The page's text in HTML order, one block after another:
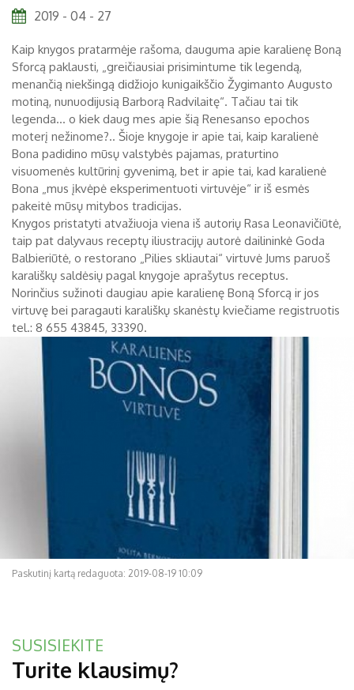
Etnografija
Biržų tvirtovės arsenalas
Religijos
Biržai XIX a.
Biržai XX a.
RUGPJŪTIS 2026
Pr An Tr Ke Pe
1
3
4 5
10
11 12 13 14 15
17
18 19 20 21 22
24
25 26 27 28 29
30
31
2019 - 04 - 27
Kaip knygos pratarmėje rašoma, dauguma apie karalienę Boną
Sforcą paklausti, „greičiausiai prisimintume tik legendą,
menančią niekšingą didžiojo kunigaikščio Žygimanto Augusto
motiną, nunuodijusią Barborą Radvilaitę“. Tačiau tai tik
legenda... o kiek daug mes apie šią Renesanso epochos
moterį nežinome?.. Šioje knygoje ir apie tai, kaip karalienė
Bona padidino mūsų valstybės pajamas, praturtino
visuomenės kultūrinį gyvenimą, bet ir apie tai, kad karalienė
Bona „mus įkvėpė eksperimentuoti virtuvėje“ ir iš esmės
pakeitė mūsų mitybos tradicijas.
Knygos pristatyti atvažiuoja viena iš autorių Rasa Leonavičiūtė,
taip pat dalyvaus receptų iliustracijų autorė dailininkė Goda
Balbieriūtė, o restorano „Pilies skliautai“ virtuvė Jums paruoš
karališkų saldėsių pagal knygoje aprašytus receptus.
Norinčius sužinoti daugiau apie karalienę Boną Sforcą ir jos
virtuvę bei paragauti karališkų skanėstų kviečiame registruotis
tel.: 8 655 43845, 33390.
Paskutinį kartą redaguota: 2019-08-19 10:09
SUSISIEKITE
Turite klausimų?